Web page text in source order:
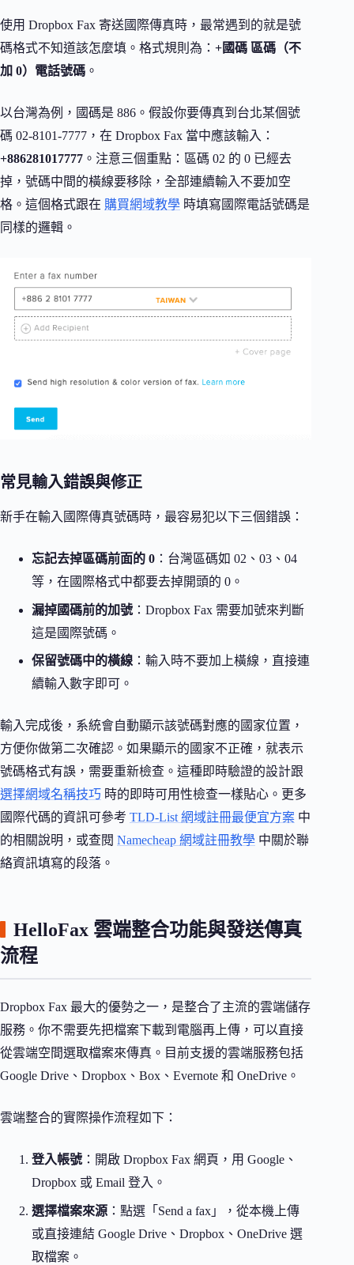
使用 Dropbox Fax 寄送國際傳真時，最常遇到的就是號
碼格式不知道該怎麼填。格式規則為： +國碼 區碼（不
加 0）電話號碼 。
以台灣為例，國碼是 886。假設你要傳真到台北某個號
碼 02-8101-7777，在 Dropbox Fax 當中應該輸入：
+886281017777 。注意三個重點：區碼 02 的 0 已經去
掉，號碼中間的橫線要移除，全部連續輸入不要加空
格。這個格式跟在 購買網域教學 時填寫國際電話號碼是
同樣的邏輯。
常見輸入錯誤與修正
新手在輸入國際傳真號碼時，最容易犯以下三個錯誤：
忘記去掉區碼前面的 0 ：台灣區碼如 02、03、04
等，在國際格式中都要去掉開頭的 0。
漏掉國碼前的加號：Dropbox Fax 需要加號來判斷
這是國際號碼。
保留號碼中的橫線 ：輸入時不要加上橫線，直接連
續輸入數字即可。
輸入完成後，系統會自動顯示該號碼對應的國家位置，
方便你做第二次確認。如果顯示的國家不正確，就表示
號碼格式有誤，需要重新檢查。這種即時驗證的設計跟
選擇網域名稱技巧 時的即時可用性檢查一樣貼心。更多
國際代碼的資訊可參考 TLD-List 網域註冊最便宜方案 中
的相關說明，或查閱 Namecheap 網域註冊教學 中關於聯
絡資訊填寫的段落。
HelloFax 雲端整合功能與發送傳真
流程
Dropbox Fax 最大的優勢之一，是整合了主流的雲端儲存
服務。你不需要先把檔案下載到電腦再上傳，可以直接
從雲端空間選取檔案來傳真。目前支援的雲端服務包括
Google Drive、Dropbox、Box、Evernote 和 OneDrive。
雲端整合的實際操作流程如下：
登入帳號：開啟 Dropbox Fax 網頁，用 Google、
Dropbox 或 Email 登入。
選擇檔案來源 ：點選「Send a fax」，從本機上傳
或直接連結 Google Drive、Dropbox、OneDrive 選
取檔案。